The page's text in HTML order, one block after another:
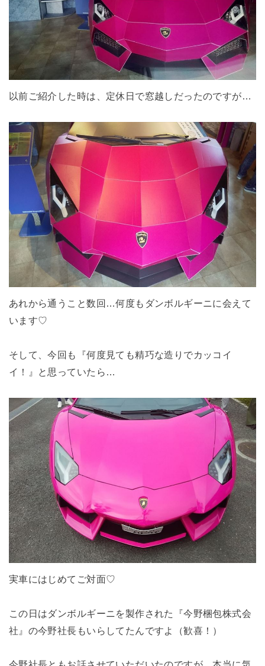
以前ご紹介した時は、定休日で窓越しだったのですが…
あれから通うこと数回…何度もダンボルギーニに会えて
います♡
そして、今回も『何度見ても精巧な造りでカッコイ
イ！』と思っていたら…
実車にはじめてご対面♡
この日はダンボルギーニを製作された『今野梱包株式会
社』の今野社長もいらしてたんですよ（歓喜！）